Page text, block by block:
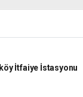
İtfaiye İstasyonu